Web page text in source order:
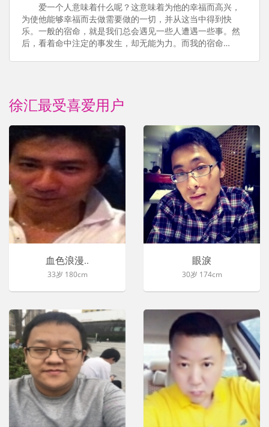
爱一个人意味着什么呢？这意味着为他的幸福而高兴，
为使他能够幸福而去做需要做的一切，并从这当中得到快
乐。一般的宿命，就是我们总会遇见一些人遭遇一些事。然
后，看着命中注定的事发生，却无能为力。而我的宿命…
徐汇最受喜爱用户
血色浪漫..
33岁 180cm
眼淚
30岁 174cm